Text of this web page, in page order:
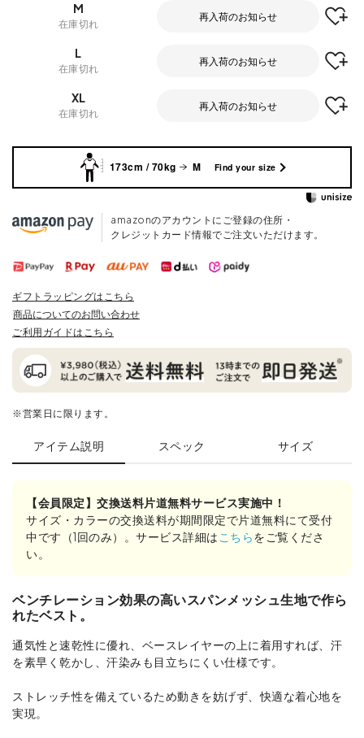
M
在庫切れ
再入荷のお知らせ
L
在庫切れ
再入荷のお知らせ
XL
在庫切れ
再入荷のお知らせ
173cm / 70kg M Find your size
amazonのアカウントにご登録の住所・
クレジットカード情報でご注文いただけます。
ギフトラッピングはこちら
商品についてのお問い合わせ
ご利用ガイドはこちら
※営業日に限ります。
アイテム説明 スペック サイズ
【会員限定】交換送料片道無料サービス実施中！
サイズ・カラーの交換送料が期間限定で片道無料にて受付
中です（1回のみ）。サービス詳細は こちらをご覧くださ
い。
ベンチレーション効果の高いスパンメッシュ生地で作ら
れたベスト。
通気性と速乾性に優れ、ベースレイヤーの上に着用すれば、汗
を素早く乾かし、汗染みも目立ちにくい仕様です。
ストレッチ性を備えているため動きを妨げず、快適な着心地を
実現。